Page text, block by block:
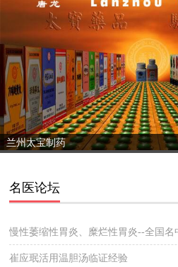
兰州太宝制药
名医论坛
慢性萎缩性胃炎、糜烂性胃炎--全国
崔应珉活用温胆汤临证经验